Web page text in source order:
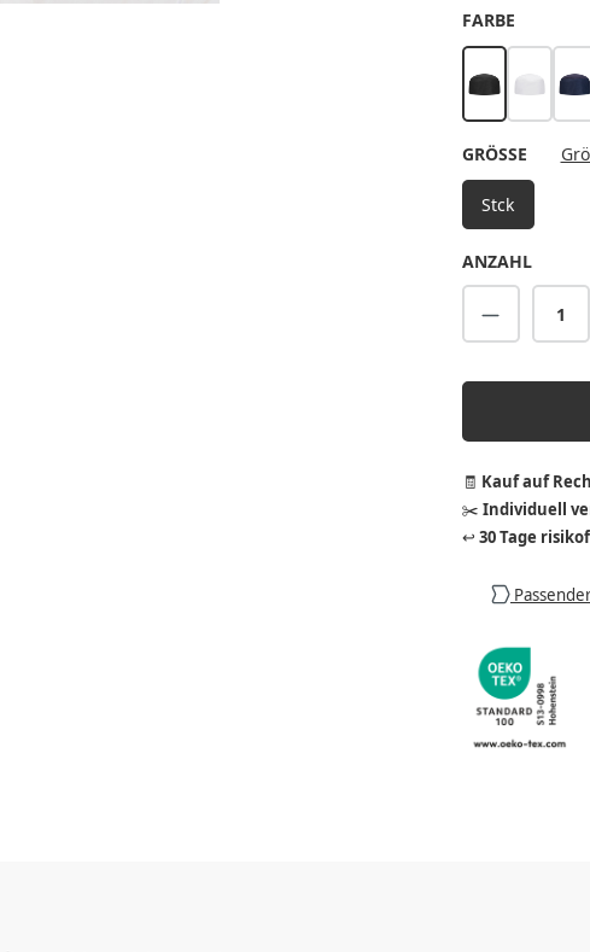
FARBE
schwarzweiß
GRÖSSE
Stck
ANZAHL
🧾 Kauf auf
✂️ Individuell
↩️ 30 Tage